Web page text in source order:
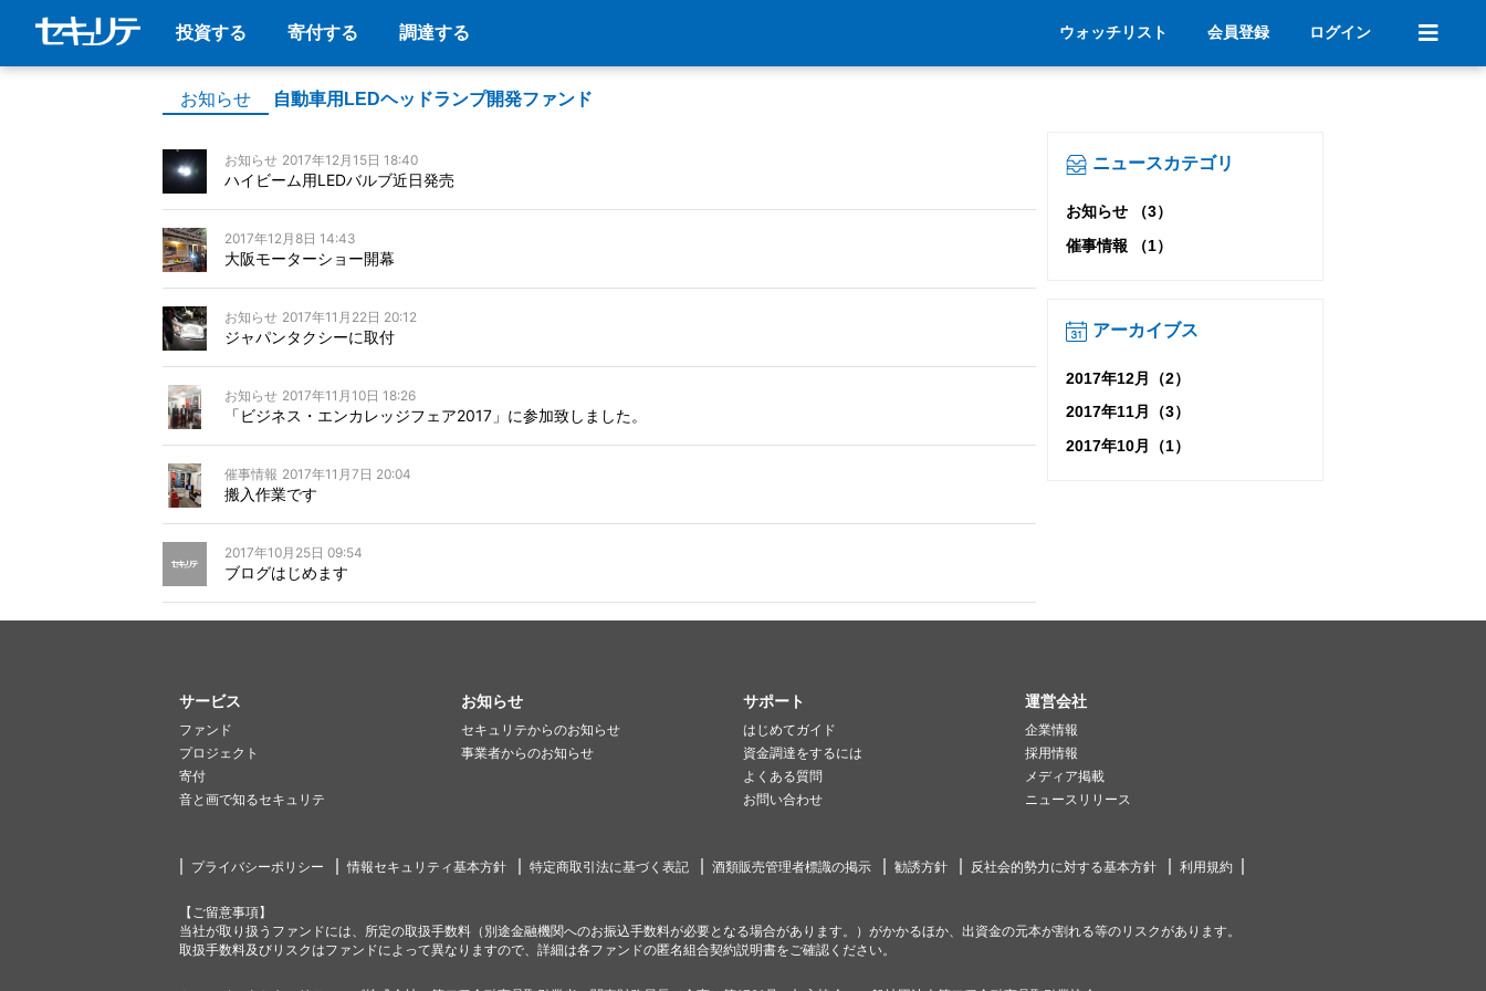
投資する 寄付する 調達する ウォッチリスト 会員登録 ログイン
お知らせ 自動車用LEDヘッドランプ開発ファンド
お知らせ 2017年12月15日 18:40
ハイビーム用LEDバルブ近日発売
2017年12月8日 14:43
大阪モーターショー開幕
お知らせ 2017年11月22日 20:12
ジャパンタクシーに取付
お知らせ 2017年11月10日 18:26
「ビジネス・エンカレッジフェア2017」に参加致しました。
催事情報 2017年11月7日 20:04
搬入作業です
2017年10月25日 09:54
ブログはじめます
ニュースカテゴリ
お知らせ （3）
催事情報 （1）
アーカイブス
2017年12月（2）
2017年11月（3）
2017年10月（1）
サービス
ファンド
プロジェクト
寄付
音と画で知るセキュリテ
お知らせ
セキュリテからのお知らせ
事業者からのお知らせ
サポート
はじめてガイド
資金調達をするには
よくある質問
お問い合わせ
運営会社
企業情報
採用情報
メディア掲載
ニュースリリース
プライバシーポリシー 情報セキュリティ基本方針 特定商取引法に基づく表記 酒類販売管理者標識の掲示 勧誘方針 反社会的勢力に対する基本方針 利用規約
【ご留意事項】
当社が取り扱うファンドには、所定の取扱手数料（別途金融機関へのお振込手数料が必要となる場合があります。）がかかるほか、出資金の元本が割れる等のリスクがあります。
取扱手数料及びリスクはファンドによって異なりますので、詳細は各ファンドの匿名組合契約説明書をご確認ください。